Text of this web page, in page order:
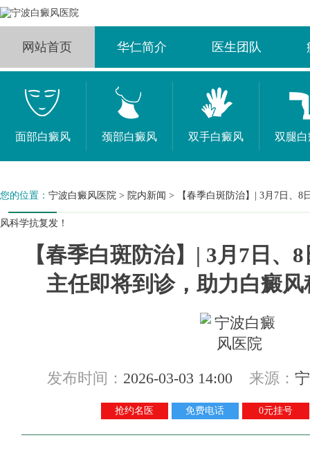
网站首页 华仁简介 医生团队
面部白癜风 颈部白癜风 双手白癜风 双腿
您的位置： 宁波白癜风医院 > 院内新闻 > 【春季白斑防治】| 3月7日、
风科学抗复发！
【春季白斑防治】| 3月7日、
主任即将到诊，助力白癜
发布时间： 2026-03-03 14:00 来源：
抢约名医 免费电话 0元挂号